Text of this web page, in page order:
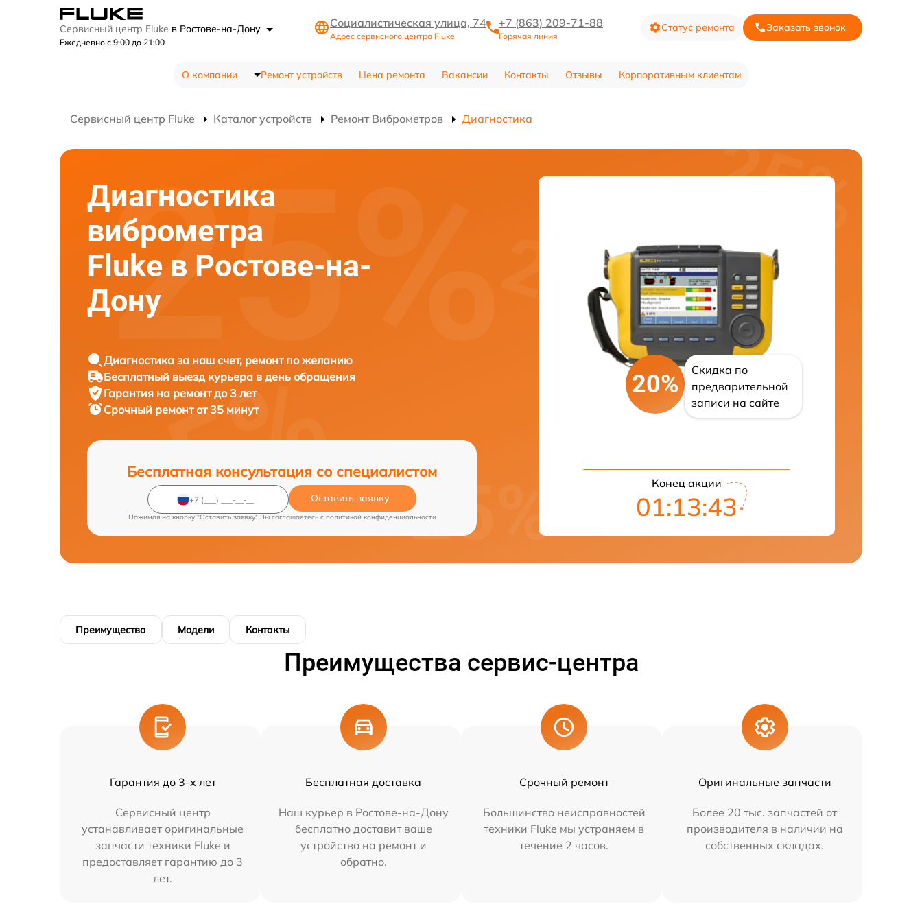
Сервисный центр Fluke в Ростове-на-Дону
Ежедневно с 9:00 до 21:00
Социалистическая улица, 74
Адрес сервисного центра Fluke
+7 (863) 209-71-88
Горячая линия
Статус ремонта Заказать звонок
О компании Ремонт устройств Цена ремонта Вакансии Контакты Отзывы Корпоративным клиентам
Сервисный центр Fluke Каталог устройств Ремонт Виброметров Диагностика
Диагностика
виброметра
Fluke в Ростове-на-
Дону
Диагностика за наш счет, ремонт по желанию
Бесплатный выезд курьера в день обращения
Гарантия на ремонт до 3 лет
Срочный ремонт от 35 минут
Бесплатная консультация со специалистом
Оставить заявку
Нажимая на кнопку "Оставить заявку" Вы соглашаетесь c политикой конфиденциальности
20%
Скидка по
предварительной
записи на сайте
Конец акции
01:13:42
Преимущества Модели Контакты
Преимущества сервис-центра
Гарантия до 3-х лет
Сервисный центр
устанавливает оригинальные
запчасти техники Fluke и
предоставляет гарантию до 3
лет.
Бесплатная доставка
Наш курьер в Ростове-на-Дону
бесплатно доставит ваше
устройство на ремонт и
обратно.
Срочный ремонт
Большинство неисправностей
техники Fluke мы устраняем в
течение 2 часов.
Оригинальные запчасти
Более 20 тыс. запчастей от
производителя в наличии на
собственных складах.